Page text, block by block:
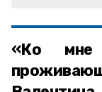
«Ко мне